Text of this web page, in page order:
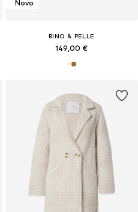
Novo
RINO & PELLE
149,00 €